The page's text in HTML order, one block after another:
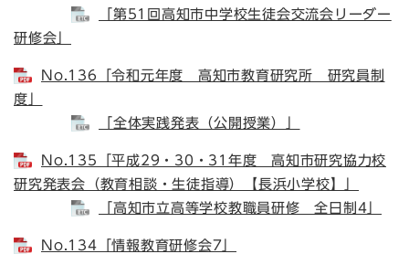
「第51回高知市中学校生徒会交流会リーダー
研修会」
No.136「令和元年度 高知市教育研究所 研究員制
度」
「全体実践発表（公開授業）」
No.135「平成29・30・31年度 高知市研究協力校
研究発表会（教育相談・生徒指導）【長浜小学校】」
「高知市立高等学校教職員研修 全日制4」
No.134「情報教育研修会7」